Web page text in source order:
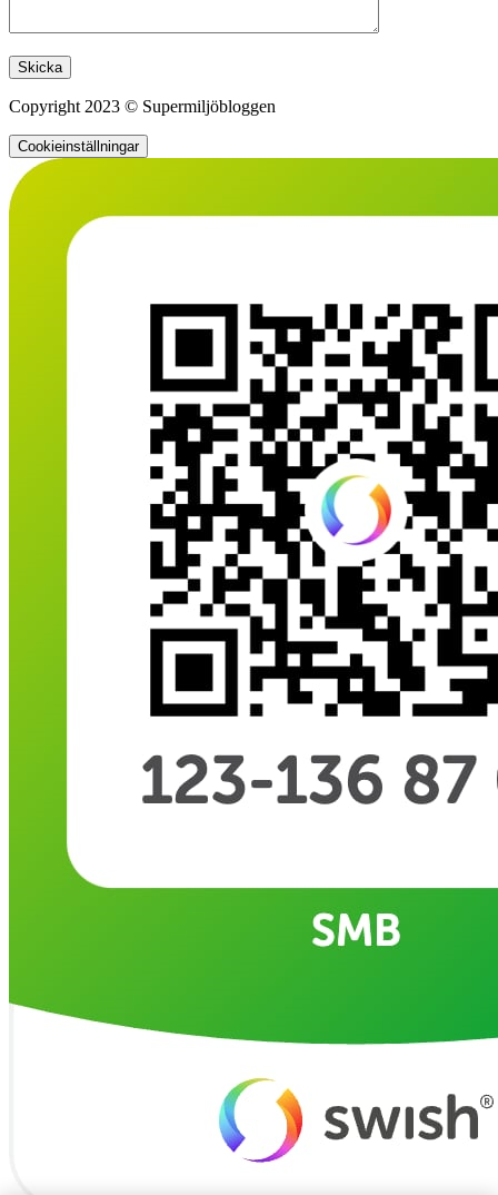
Lämna detta fält tomt.
Copyright 2023 © Supermiljöbloggen
Cookieinställningar